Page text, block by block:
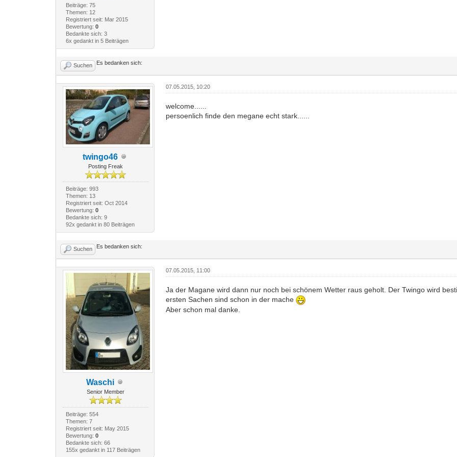
Beiträge: 75
Themen: 12
Registriert seit: Mar 2015
Bewertung: 0
Bedankte sich: 3
6x gedankt in 5 Beiträgen
Suchen Es bedanken sich:
twingo46
Posting Freak
Beiträge: 993
Themen: 13
Registriert seit: Oct 2014
Bewertung: 0
Bedankte sich: 9
92x gedankt in 80 Beiträgen
07.05.2015, 10:20
welcome......
persoenlich finde den megane echt stark......
Suchen Es bedanken sich:
Waschi
Senior Member
Beiträge: 554
Themen: 7
Registriert seit: May 2015
Bewertung: 0
Bedankte sich: 66
155x gedankt in 117 Beiträgen
07.05.2015, 11:00
Ja der Magane wird dann nur noch bei schönem Wetter raus geholt. Der Twingo wird
ersten Sachen sind schon in der mache
Aber schon mal danke.